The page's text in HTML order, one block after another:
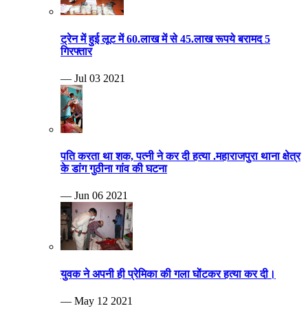
ट्रेन में हुई लूट में 60.लाख में से 45.लाख रूपये बरामद 5
गिरफ्तार
— Jul 03 2021
पति करता था शक, पत्नी ने कर दी हत्या .महाराजपुरा थाना क्षेत्र
के डांग गुठीना गांव की घटना
— Jun 06 2021
युवक ने अपनी ही प्रेमिका की गला घोंटकर हत्या कर दी।
— May 12 2021